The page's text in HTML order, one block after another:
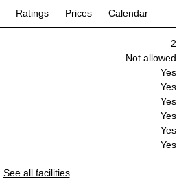
Ratings Prices Calendar
2
Not allowed
Yes
Yes
Yes
Yes
Yes
Yes
See all facilities